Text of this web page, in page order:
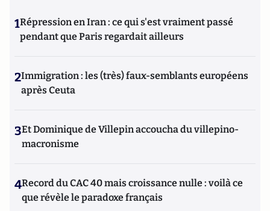
1Répression en Iran : ce qui s'est vraiment passé
pendant que Paris regardait ailleurs
2Immigration : les (très) faux-semblants européens
après Ceuta
3Et Dominique de Villepin accoucha du villepino-
macronisme
4Record du CAC 40 mais croissance nulle : voilà ce
que révèle le paradoxe français